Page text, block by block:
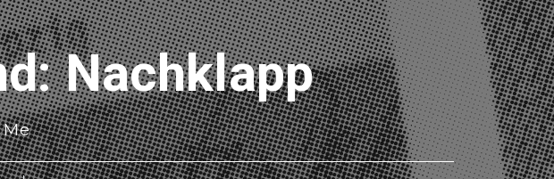
Nachklapp